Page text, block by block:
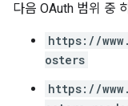
다음 OAuth 범위 중
https://
osters
https://